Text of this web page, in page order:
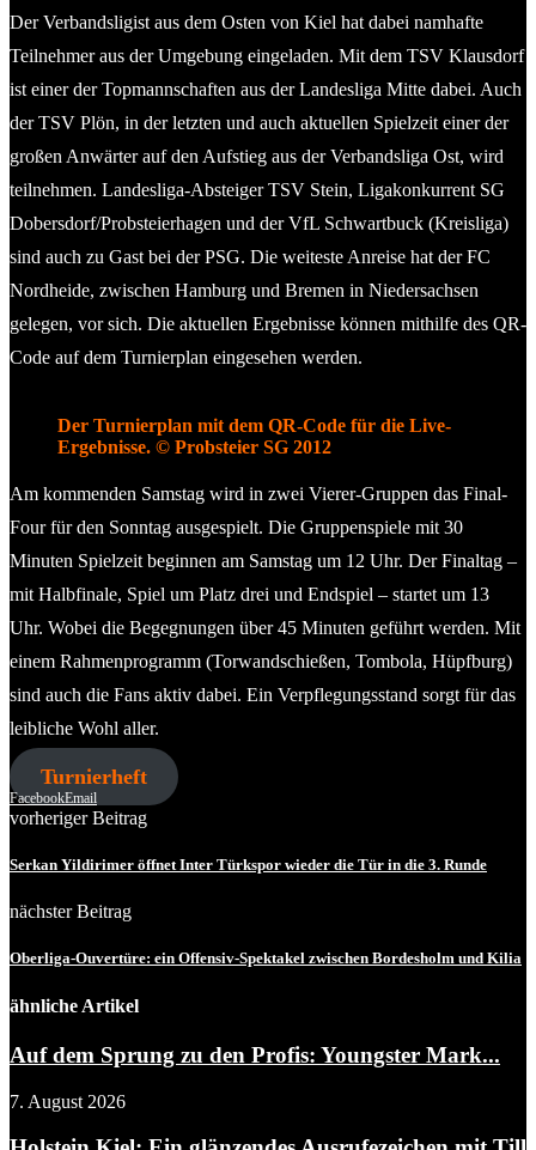
Der Verbandsligist aus dem Osten von Kiel hat dabei namhafte
Teilnehmer aus der Umgebung eingeladen. Mit dem TSV Klausdorf
ist einer der Topmannschaften aus der Landesliga Mitte dabei. Auch
der TSV Plön, in der letzten und auch aktuellen Spielzeit einer der
großen Anwärter auf den Aufstieg aus der Verbandsliga Ost, wird
teilnehmen. Landesliga-Absteiger TSV Stein, Ligakonkurrent SG
Dobersdorf/Probsteierhagen und der VfL Schwartbuck (Kreisliga)
sind auch zu Gast bei der PSG. Die weiteste Anreise hat der FC
Nordheide, zwischen Hamburg und Bremen in Niedersachsen
gelegen, vor sich. Die aktuellen Ergebnisse können mithilfe des QR-
Code auf dem Turnierplan eingesehen werden.
Der Turnierplan mit dem QR-Code für die Live-
Ergebnisse. © Probsteier SG 2012
Am kommenden Samstag wird in zwei Vierer-Gruppen das Final-
Four für den Sonntag ausgespielt. Die Gruppenspiele mit 30
Minuten Spielzeit beginnen am Samstag um 12 Uhr. Der Finaltag –
mit Halbfinale, Spiel um Platz drei und Endspiel – startet um 13
Uhr. Wobei die Begegnungen über 45 Minuten geführt werden. Mit
einem Rahmenprogramm (Torwandschießen, Tombola, Hüpfburg)
sind auch die Fans aktiv dabei. Ein Verpflegungsstand sorgt für das
leibliche Wohl aller.
Turnierheft
FacebookEmail
vorheriger Beitrag
Serkan Yildirimer öffnet Inter Türkspor wieder die Tür in die 3. Runde
nächster Beitrag
Oberliga-Ouvertüre: ein Offensiv-Spektakel zwischen Bordesholm und Kilia
ähnliche Artikel
Auf dem Sprung zu den Profis: Youngster Mark...
7. August 2026